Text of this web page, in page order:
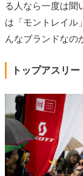
る人なら一度は聞
は「モントレイル
んなブランドなの
トップアスリ